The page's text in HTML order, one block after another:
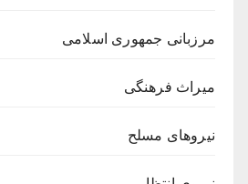
مرزبانی جمهوری اسلامی
میراث فرهنگی
نیروهای مسلح